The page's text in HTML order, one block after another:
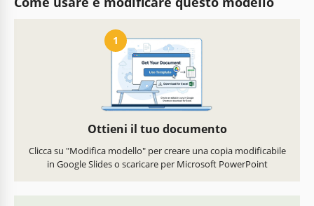
1
Ottieni il tuo documento
Clicca su "Modifica modello" per creare una copia modificabile
in Google Slides o scaricare per Microsoft PowerPoint